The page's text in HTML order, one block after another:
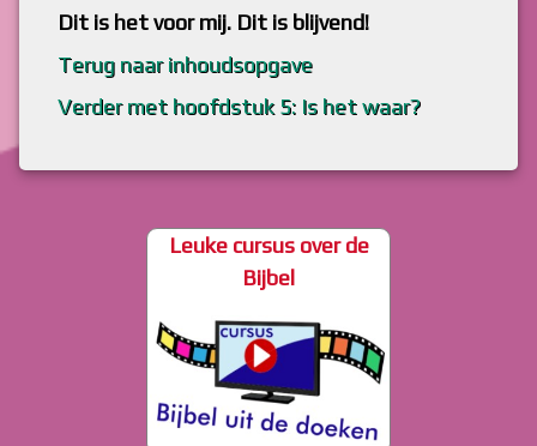
Dit is het voor mij. Dit is blijvend!
Terug naar inhoudsopgave
Verder met hoofdstuk 5: Is het waar?
Leuke cursus over de
Bijbel